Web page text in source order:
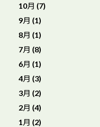
10月 (7)
9月 (1)
8月 (1)
7月 (8)
6月 (1)
4月 (3)
3月 (2)
2月 (4)
1月 (2)